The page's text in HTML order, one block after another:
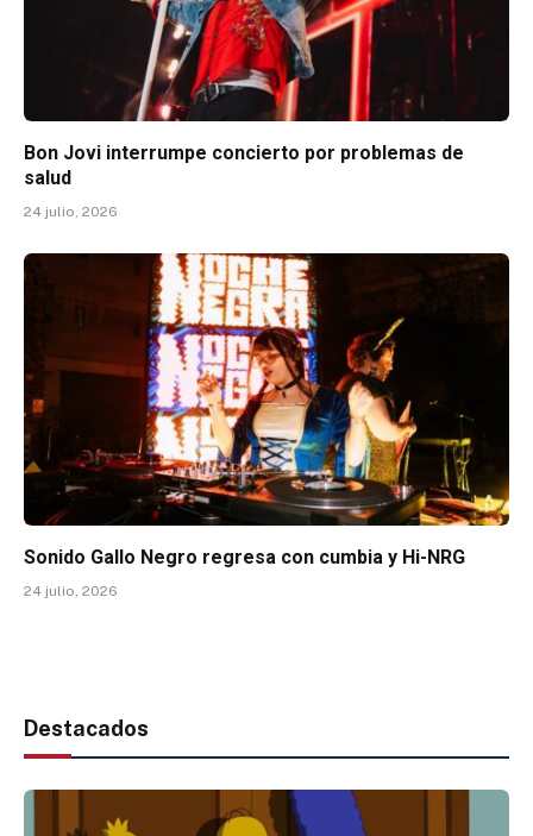
Bon Jovi interrumpe concierto por problemas de
salud
24 julio, 2026
Sonido Gallo Negro regresa con cumbia y Hi-NRG
24 julio, 2026
Destacados